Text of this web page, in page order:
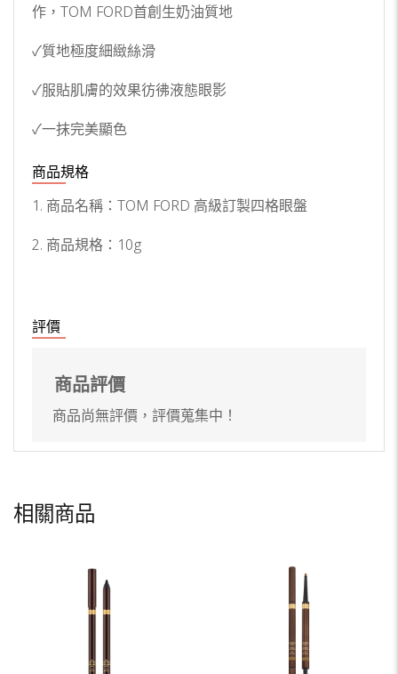
作，TOM FORD首創生奶油質地
✓質地極度細緻絲滑
✓服貼肌膚的效果彷彿液態眼影
✓一抹完美顯色
商品規格
1. 商品名稱：TOM FORD 高級訂製四格眼盤
2. 商品規格：10g
評價
商品評價
商品尚無評價，評價蒐集中！
相關商品